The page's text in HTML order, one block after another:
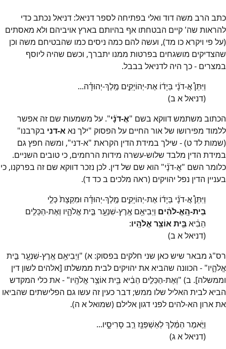
כתב הרב משה דוד ואלי בפתיחה לספר דניאל: דניאל נכתב כדי
להראות שה' קיים הבטחתו אף בהיותם בארץ אויביהם ולא מאסתים
(על פי ויקרא כו מד), ועשה להם כמה ניסים כמו שהבטיחם משה וכן
שהצדיקים מושגחים בפרטות ממנו יתברך, וכשם שהיה ליוסף
במצרים - כך היה לדניאל בבבל.
וַיִּתֵּן֩ אֲ-דֹנָ֨י בְּיָד֜וֹ אֶת-יְהוֹיָקִ֣ים מֶֽלֶךְ-יְהוּדָ֗ה...
(דניאל א ב)
הכתוב משתמש דווקא בשם "אֲ-דֹנָ֨י". על משמעות שם זה אפשר
ללמוד מפירושו של אור החיים על הפסוק "ילך נאא-דני בקרבנו"
(שמות לד ט) - שילך במידת הדין הקראת "א-דני", ומשה חפץ גם
במידת הדין מלבד שלוש-עשרה מידות הרחמים, כי טובים השניים.
כלומר השם "אֲ-דֹנָ֨י" הוא שם של דין. לכן נזכר דווקא שם זה בפרקנו, כי
בעניין הדין נפל יהויקים (ראה מלכים ב כד ד).
וַיִּתֵּן֩ אֲ-דֹנָ֨י בְּיָד֜וֹ אֶת-יְהוֹיָקִ֣ים מֶֽלֶךְ-יְהוּדָ֗ה וּמִקְצָת֙ כְּלֵ֣י
בֵית-הָֽאֱ-לֹהִ֔ים וַיְבִיאֵ֥ם אֶֽרֶץ-שִׁנְעָ֖ר בֵּ֣ית אֱלֹהָ֑יו וְאֶת-הַכֵּלִ֣ים
הֵבִ֔יאבֵּ֖ית אוֹצַ֥ר אֱלֹהָֽיו:
(דניאל א ב)
רס"ג מבאר שיש כאן שני חלקים בפסוק: א) "וַיְבִיאֵ֥ם אֶֽרֶץ-שִׁנְעָ֖ר בֵּ֣ית
אֱלֹהָ֑יו" - הכוונה שהביא את יהויקים לבית ממשלתו [אלהים לשון דין
וממשלה]. ב) "וְאֶת-הַכֵּלִ֣ים הֵבִ֔יא בֵּ֖ית אוֹצַ֥ר אֱלֹהָֽיו" - את כלי המקדש
הביא לבית האליל שלו ממש; דבר כעין זה עשו גם הפלישתים שהביאו
את ארון הא-להים לפני דגון אלילם (שמואל א ה).
וַיֹּ֣אמֶר הַמֶּ֔לֶךְ לְאַשְׁפְּנַ֖ז רַ֣ב סָרִיסָ֑יו...
(דניאל א ג)